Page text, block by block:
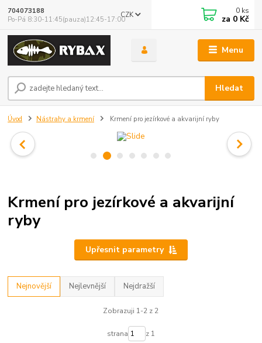
Menu
CZK
Hledat
704073188
Po-Pá 8:30-11:45(pauza)12:45-17:00
0 ks
za 0 Kč
Úvod Nástrahy a krmení Krmení pro jezírkové a akvarijní ryby
Krmení pro jezírkové a akvarijní
ryby
Upřesnit parametry
Nejnovější Nejlevnější Nejdražší
Zobrazuji 1-2 z 2
strana z 1